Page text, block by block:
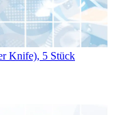
Knife), 5 Stück